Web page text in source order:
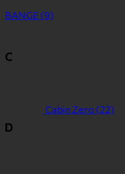
BANGE (9)
C
Cabin Zero (22)
D